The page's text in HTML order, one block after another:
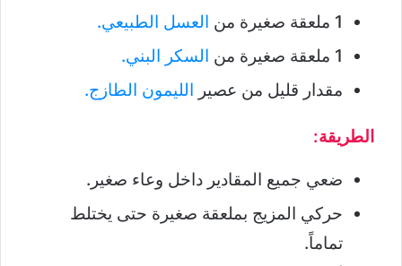
1 ملعقة صغيرة من
العسل الطبيعي.
1 ملعقة صغيرة من
السكر البني.
مقدار قليل من عصير الليمون الطازج.
الطريقة:
ضعي جميع المقادير داخل وعاء صغير.
حركي المزيج بملعقة صغيرة حتى يختلط
تماماً.